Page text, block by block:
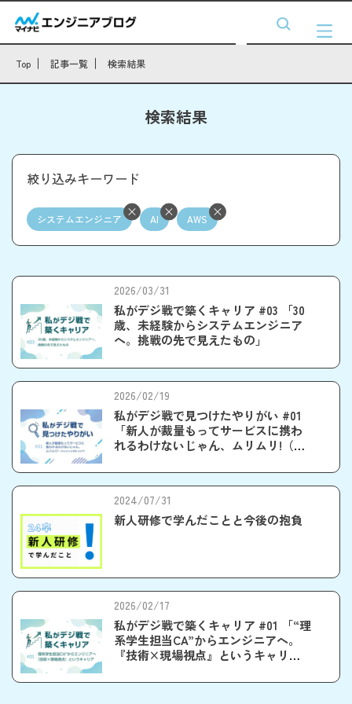
Top 記事一覧 検索結果
検索結果
絞り込みキーワード
システムエンジニア AI AWS
2026/03/31
私がデジ戦で築くキャリア #03 「30
歳、未経験からシステムエンジニア
へ。挑戦の先で見えたもの」
2026/02/19
私がデジ戦で見つけたやりがい #01
「新人が裁量もってサービスに携わ
れるわけないじゃん、ムリムリ!（※
2024/07/31
新人研修で学んだことと今後の抱負
2026/02/17
私がデジ戦で築くキャリア #01 「“理
系学生担当CA”からエンジニアへ。
『技術×現場視点』というキャリ